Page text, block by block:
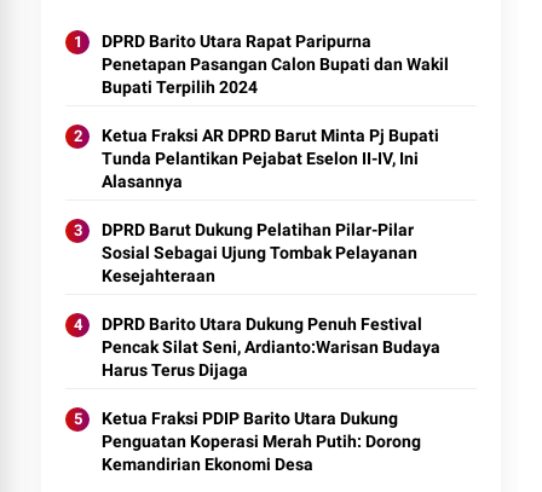
DPRD Barito Utara Rapat Paripurna
Penetapan Pasangan Calon Bupati dan Wakil
Bupati Terpilih 2024
Ketua Fraksi AR DPRD Barut Minta Pj Bupati
Tunda Pelantikan Pejabat Eselon II-IV, Ini
Alasannya
DPRD Barut Dukung Pelatihan Pilar-Pilar
Sosial Sebagai Ujung Tombak Pelayanan
Kesejahteraan
DPRD Barito Utara Dukung Penuh Festival
Pencak Silat Seni, Ardianto:Warisan Budaya
Harus Terus Dijaga
Ketua Fraksi PDIP Barito Utara Dukung
Penguatan Koperasi Merah Putih: Dorong
Kemandirian Ekonomi Desa